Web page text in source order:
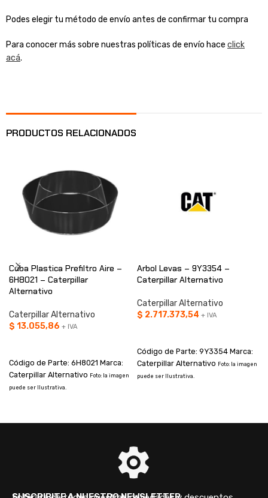
Podes elegir tu método de envío antes de confirmar tu compra
Para conocer más sobre nuestras políticas de envío hace click
acá.
PRODUCTOS RELACIONADOS
Cuba Plastica Prefiltro Aire –
6H8021 – Caterpillar
Alternativo
Caterpillar Alternativo
$ 13.055,86 + IVA
Código de Parte: 6H8021 Marca:
Caterpillar Alternativo Foto: la imagen
puede ser Ilustrativa.
Arbol Levas – 9Y3354 –
Caterpillar Alternativo
Caterpillar Alternativo
$ 2.717.373,54 + IVA
Código de Parte: 9Y3354 Marca:
Caterpillar Alternativo Foto: la imagen
puede ser Ilustrativa.